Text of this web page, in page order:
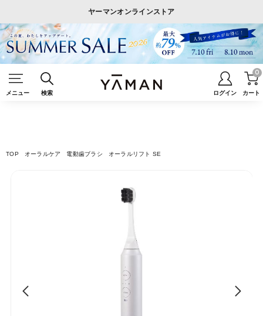
ヤーマンオンラインストア
メニュー 検索 ログイン カート
0
TOP オーラルケア 電動歯ブラシ オーラルリフト SE